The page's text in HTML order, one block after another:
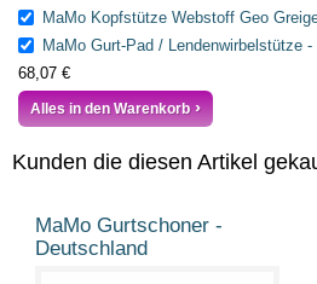
MaMo Kopfstütze Webstoff Geo
MaMo Gurt-Pad / Lendenwirbelstütze
68,07 €
Alles in den Warenkorb
Kunden die diesen Artikel
MaMo Gurtschoner -
Deutschland